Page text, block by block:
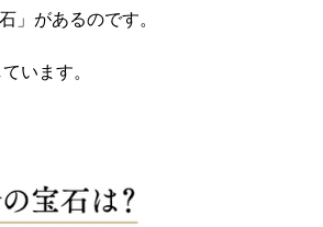
」があるのです。
います。